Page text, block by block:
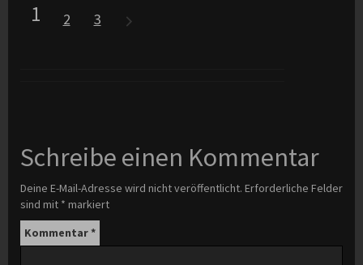
1 2 3
Schreibe einen Kommentar
Deine E-Mail-Adresse wird nicht veröffentlicht. Erforderliche Felder
sind mit * markiert
Kommentar*